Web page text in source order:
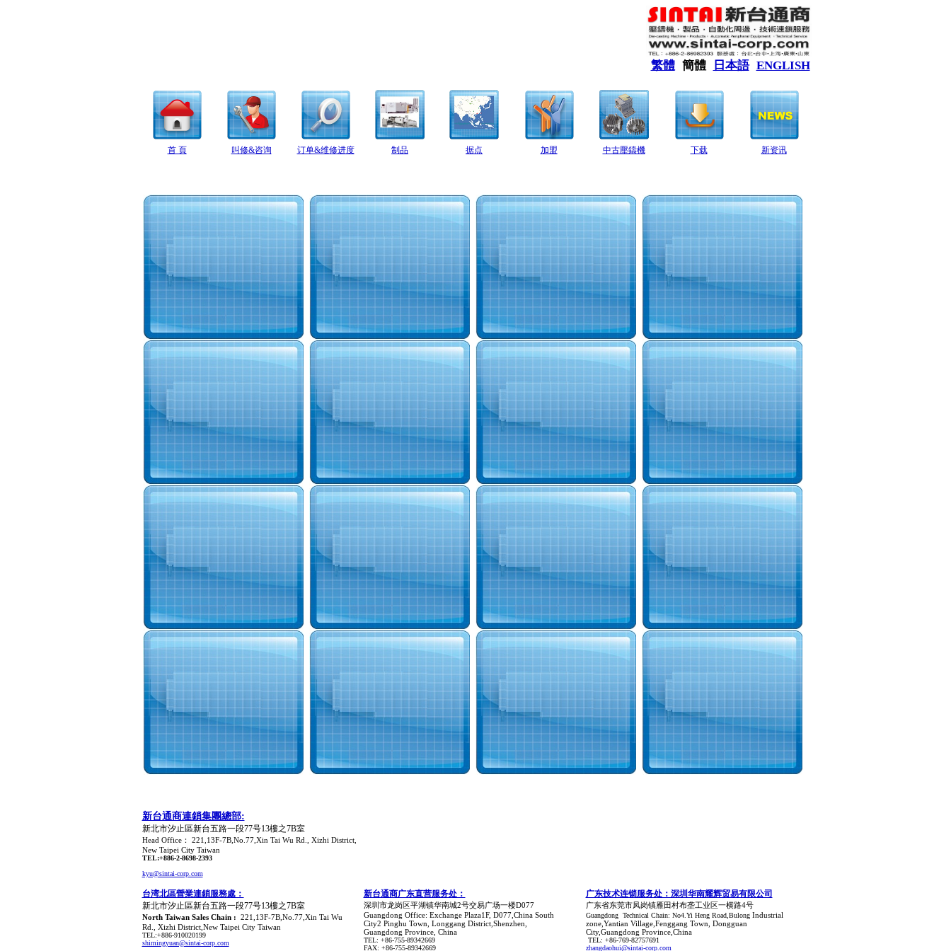
繁體 簡體 日本語 ENGLISH
首 頁 叫修&咨询 订单&维修进度 制品 据点 加盟 中古壓鑄機 下载 新资讯
新台通商連鎖集團總部:
新北市汐止區新台五路一段77号13樓之7B室
Head Office： 221,13F-7B,No.77,Xin Tai Wu Rd., Xizhi District,
New Taipei CityTaiwan
TEL:+886-2-8698-2393
kyu@sintai-corp.com
台湾北區營業連鎖服務處：
新北市汐止區新台五路一段77号13樓之7B室
North Taiwan Sales Chain : 221,13F-7B,No.77,Xin Tai Wu
Rd., Xizhi District,New Taipei City Taiwan
TEL:+886-910020199
shimingyuan@sintai-corp.com
新台通商广东直营服务处：
深圳市龙岗区平湖镇华南城2号交易广场一楼D077
Guangdong Office: Exchange Plaza1F, D077,China South
City2 Pinghu Town, Longgang District,Shenzhen,
Guangdong Province, China
TEL: +86-755-89342669
FAX: +86-755-89342669
广东技术连锁服务处：深圳华南耀辉贸易有限公司
广东省东莞市凤岗镇雁田村布垄工业区一横路4号
Guangdong Technical Chain: No4.Yi Heng Road,Bulong Industrial
zone,Yantian Village,Fenggang Town, Dongguan
City,Guangdong Province,China
TEL: +86-769-82757691
zhangdaohui@sintai-corp.com